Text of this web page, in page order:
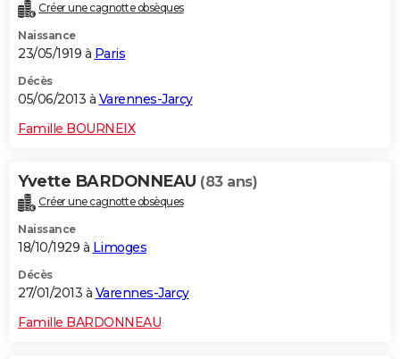
Créer une cagnotte obsèques
Naissance
23/05/1919 à Paris
Décès
05/06/2013 à Varennes-Jarcy
Famille BOURNEIX
Yvette BARDONNEAU (83 ans)
Créer une cagnotte obsèques
Naissance
18/10/1929 à Limoges
Décès
27/01/2013 à Varennes-Jarcy
Famille BARDONNEAU